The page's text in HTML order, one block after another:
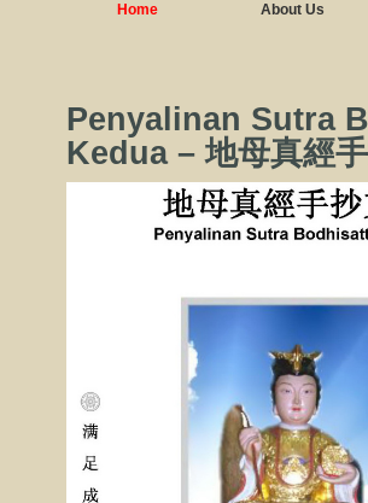
Home About Us
Penyalinan Sutra
Kedua – 地母真經